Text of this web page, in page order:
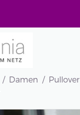
Damen
Pullover